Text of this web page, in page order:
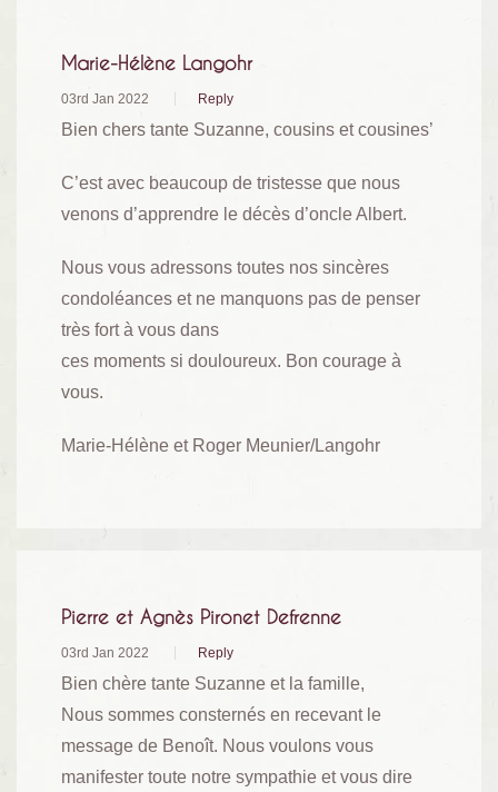
Marie-Hélène Langohr
03rd Jan 2022 Reply
Bien chers tante Suzanne, cousins et cousines’
C’est avec beaucoup de tristesse que nous
venons d’apprendre le décès d’oncle Albert.
Nous vous adressons toutes nos sincères
condoléances et ne manquons pas de penser
très fort à vous dans
ces moments si douloureux. Bon courage à
vous.
Marie-Hélène et Roger Meunier/Langohr
Pierre et Agnès Pironet Defrenne
03rd Jan 2022 Reply
Bien chère tante Suzanne et la famille,
Nous sommes consternés en recevant le
message de Benoît. Nous voulons vous
manifester toute notre sympathie et vous dire